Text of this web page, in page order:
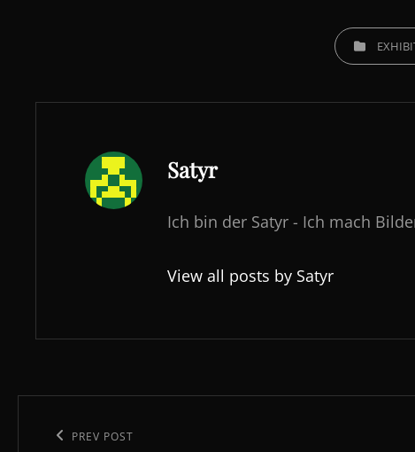
CATEGORIES
Author:
Satyr
Ich bin der Satyr - Ich mach
View all posts by Satyr
Previous
PREV POST